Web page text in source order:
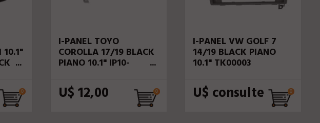
10.1"
I-PANEL TOYO
COROLLA 17/19 BLACK
PIANO 10.1" IP10-
U$ 12,00
I-PANEL VW GOLF 7
14/19 BLACK PIANO
10.1" TK00003
U$ consulte